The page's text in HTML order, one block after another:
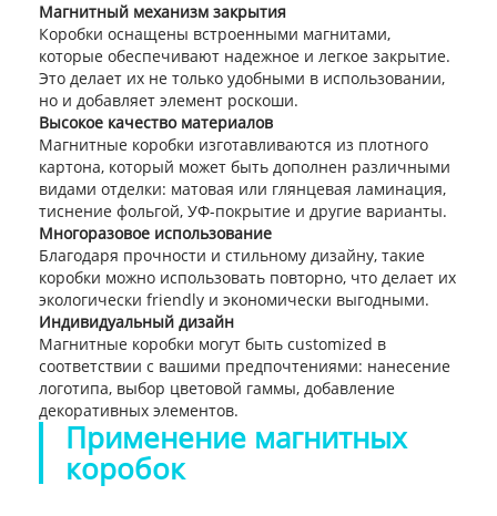
Магнитный механизм закрытия
Коробки оснащены встроенными магнитами,
которые обеспечивают надежное и легкое закрытие.
Это делает их не только удобными в использовании,
но и добавляет элемент роскоши.
Высокое качество материалов
Магнитные коробки изготавливаются из плотного
картона, который может быть дополнен различными
видами отделки: матовая или глянцевая ламинация,
тиснение фольгой, УФ-покрытие и другие варианты.
Многоразовое использование
Благодаря прочности и стильному дизайну, такие
коробки можно использовать повторно, что делает их
экологически friendly и экономически выгодными.
Индивидуальный дизайн
Магнитные коробки могут быть customized в
соответствии с вашими предпочтениями: нанесение
логотипа, выбор цветовой гаммы, добавление
декоративных элементов.
Применение магнитных
коробок